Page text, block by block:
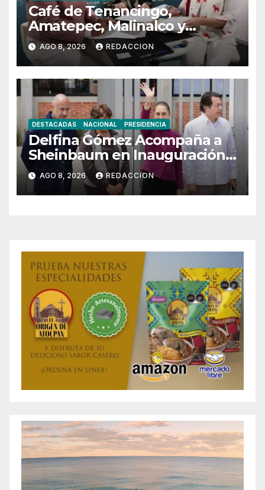
Café de Tenancingo,
Amatepec, Malinalco y
Sultepec Llegará a China
AGO 8, 2026 REDACCION
DESTACADAS NACIONAL PRESIDENCIA
Delfina Gómez Acompaña a
Sheinbaum en Inauguración
de Bachillerato en Texcoco
AGO 8, 2026 REDACCION